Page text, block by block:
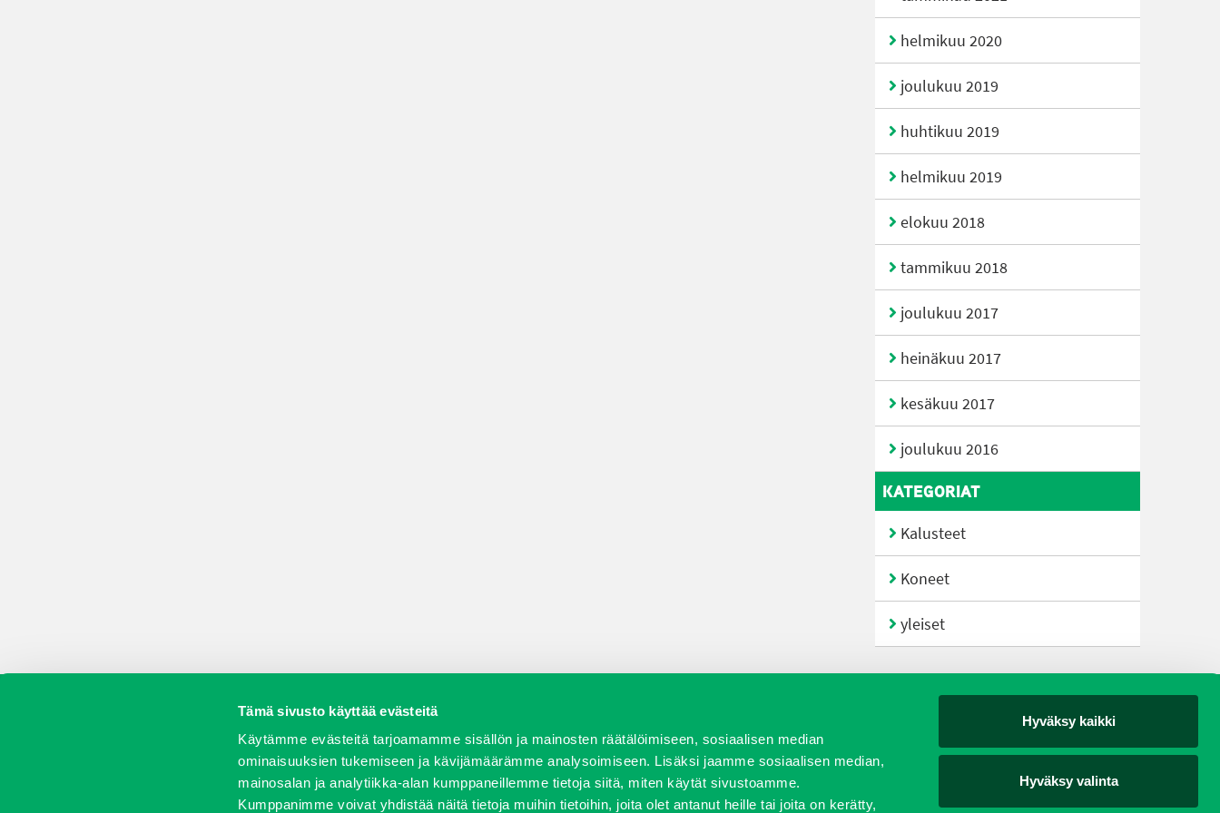
Tämä sivusto käyttää evästeitä
Käytämme evästeitä tarjoamamme sisällön ja mainosten räätälöimiseen, sosiaalisen median
ominaisuuksien tukemiseen ja kävijämäärämme analysoimiseen. Lisäksi jaamme sosiaalisen median,
mainosalan ja analytiikka-alan kumppaneillemme tietoja siitä, miten käytät sivustoamme.
Kumppanimme voivat yhdistää näitä tietoja muihin tietoihin, joita olet antanut heille tai joita on kerätty,
Hyväksy kaikki
Hyväksy valinta
helmikuu 2020
joulukuu 2019
huhtikuu 2019
helmikuu 2019
elokuu 2018
tammikuu 2018
joulukuu 2017
heinäkuu 2017
kesäkuu 2017
joulukuu 2016
KATEGORIAT
Kalusteet
Koneet
yleiset
Vaihtokoneet Kalusteet Huolto ja varaosat Verkkokauppa JT Vuokrakone Jälleenmyyjät